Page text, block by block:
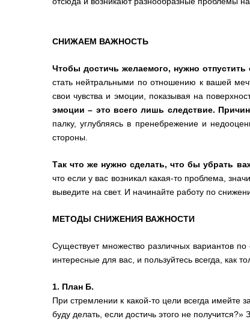
СНИЖАЕМ ВАЖНОСТЬ
Чтобы достичь желаемого, нужно
стать нейтральными по отношению к вашей
свои чувства и эмоции, показывая на
эмоции – это всего лишь следствие.
палку, углубляясь в пренебрежение и
стороны.
Так что же нужно сделать, что бы убрать
что если у вас возникал какая-то проблема,
выведите на свет. И начинайте работу по
МЕТОДЫ СНИЖЕНИЯ ВАЖНОСТИ
Существует множество различных вариантов
интересные для вас, и пользуйтесь всегда, как
1. План Б.
При стремлении к какой-то цели всегда имейте
буду делать, если достичь этого не